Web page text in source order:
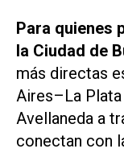
Para quienes
la Ciudad de
más directas
Aires–La
Avellaneda a
conectan con